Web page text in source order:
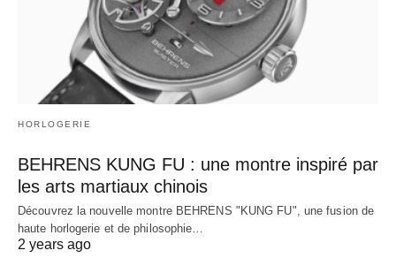
HORLOGERIE
BEHRENS KUNG FU : une montre inspiré par
les arts martiaux chinois
Découvrez la nouvelle montre BEHRENS "KUNG FU", une fusion de
haute horlogerie et de philosophie…
2 years ago